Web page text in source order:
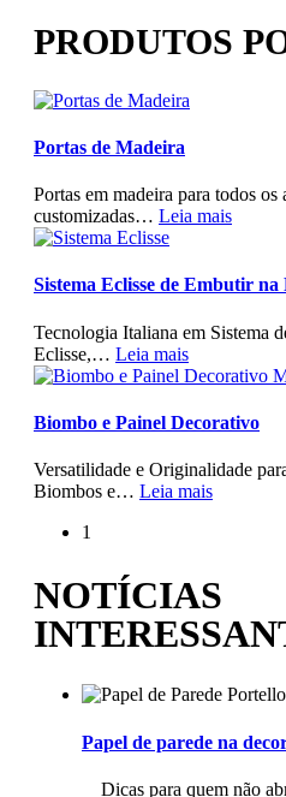
PRODUTOS
Portas de Madeira
Portas em madeira para todos
customizadas… Leia mais
Sistema Eclisse de Embutir na
Tecnologia Italiana em Sistema
Eclisse,… Leia mais
Biombo e Painel Decorativo
Versatilidade e Originalidade
Biombos e… Leia mais
1
NOTÍCIAS
Papel de parede na
Dicas para quem não